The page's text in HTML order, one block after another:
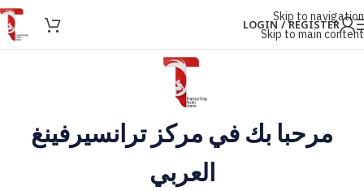
Skip to navigation
Skip to main content
LOGIN / REGISTER
مرحبا بك في مركز ترانسيرفينغ
العربي